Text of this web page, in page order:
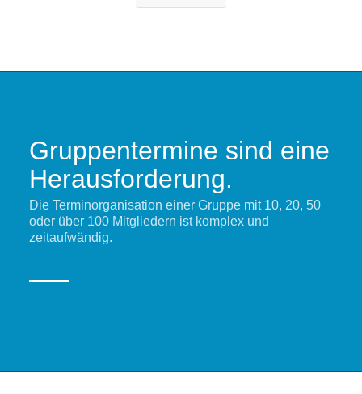
Gruppentermine sind eine
Herausforderung.
Die Terminorganisation einer Gruppe mit 10, 20, 50
oder über 100 Mitgliedern ist komplex und
zeitaufwändig.